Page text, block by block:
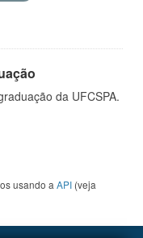
da UFCSPA.
usando a API (veja